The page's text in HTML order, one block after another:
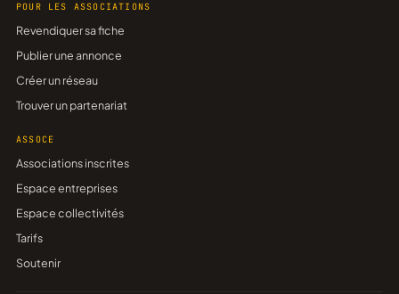
POUR LES ASSOCIATIONS
Revendiquer sa fiche
Publier une annonce
Créer un réseau
Trouver un partenariat
ASSOCE
Associations inscrites
Espace entreprises
Espace collectivités
Tarifs
Soutenir